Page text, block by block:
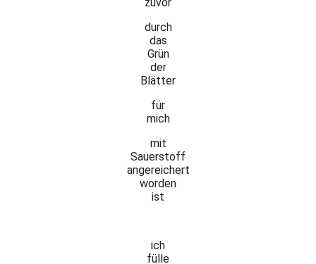
zuvor
durch
das
Grün
der
Blätter
für
mich
mit
Sauerstoff
angereichert
worden
ist
ich
fülle